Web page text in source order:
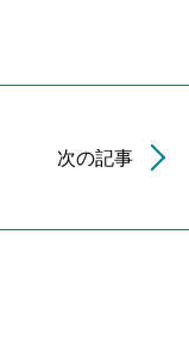
次の記事